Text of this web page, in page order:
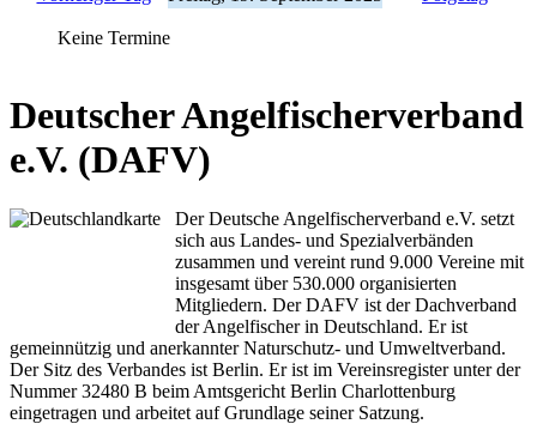
Keine Termine
Deutscher Angelfischerverband
e.V. (DAFV)
Der Deutsche Angelfischerverband e.V. setzt
sich aus Landes- und Spezialverbänden
zusammen und vereint rund 9.000 Vereine mit
insgesamt über 530.000 organisierten
Mitgliedern. Der DAFV ist der Dachverband
der Angelfischer in Deutschland. Er ist
gemeinnützig und anerkannter Naturschutz- und Umweltverband.
Der Sitz des Verbandes ist Berlin. Er ist im Vereinsregister unter der
Nummer 32480 B beim Amtsgericht Berlin Charlottenburg
eingetragen und arbeitet auf Grundlage seiner Satzung.